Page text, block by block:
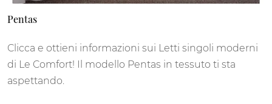
Pentas
Clicca e ottieni informazioni sui Letti singoli moderni
di Le Comfort! Il modello Pentas in tessuto ti sta
aspettando.